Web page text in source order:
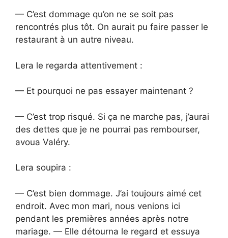
— C’est dommage qu’on ne se soit pas
rencontrés plus tôt. On aurait pu faire passer le
restaurant à un autre niveau.
Lera le regarda attentivement :
— Et pourquoi ne pas essayer maintenant ?
— C’est trop risqué. Si ça ne marche pas, j’aurai
des dettes que je ne pourrai pas rembourser,
avoua Valéry.
Lera soupira :
— C’est bien dommage. J’ai toujours aimé cet
endroit. Avec mon mari, nous venions ici
pendant les premières années après notre
mariage. — Elle détourna le regard et essuya